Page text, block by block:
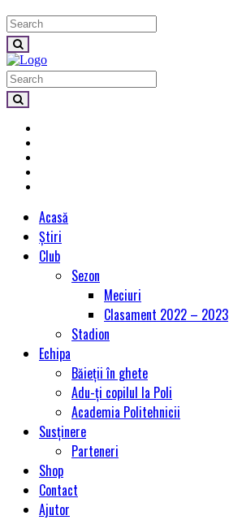
Acasă
Știri
Club
Sezon
Meciuri
Clasament 2022 – 2023
Stadion
Echipa
Băieții în ghete
Adu-ți copilul la Poli
Academia Politehnicii
Susținere
Parteneri
Shop
Contact
Ajutor